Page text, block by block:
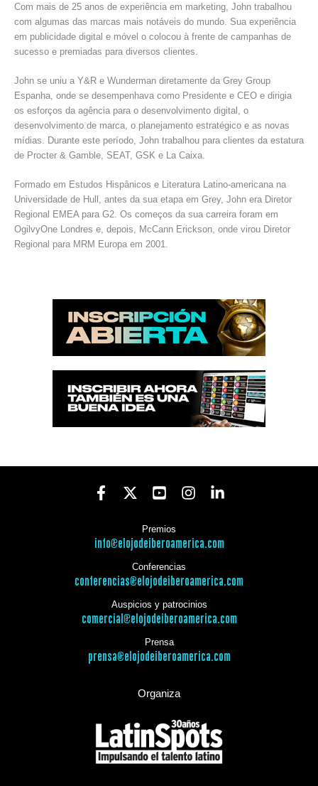
Com mais de 25 anos de experiência em marketing, John trabalhou
com algumas das marcas mais notáveis do mundo. Sua experiência
em publicidade digital e móvel o colocou à frente de campanhas de
sucesso e premiadas para diversos clientes.
John se uniu a Y&R e Wunderman diretamente da Grey Group
Espanha, onde se desempenhava como Presidente e CEO e dirigia
os esforços da agência para o desenvolvimento digital, o
desenvolvimento de marca, o planejamento estratégico e as novas
mídias. Durante este período, John trabalhou para clientes da estatura
de Procter & Gamble, SEAT, GSK e La Caixa.
Formado em Estudos Hispânicos e Literatura Latino-americana na
Universidade de Hull, antes da sua etapa em Grey, John era Diretor
Regional EMEA para G2. Os começos da sua carreira foram em
OgilvyOne Londres e, depois, McCann Erickson, onde virou Diretor
Regional para MRM Europa em 2001.
Premios
info@elojodeiberoamerica.com
Conferencias
conferencias@elojodeiberoamerica.com
Auspicios y patrocinios
comercial@elojodeiberoamerica.com
Prensa
prensa@elojodeiberoamerica.com
Organiza